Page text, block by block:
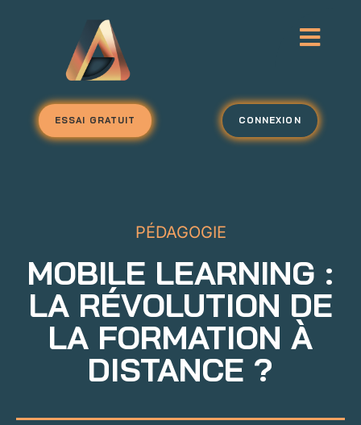
ESSAI GRATUIT CONNEXION
PÉDAGOGIE
MOBILE LEARNING :
LA RÉVOLUTION DE
LA FORMATION À
DISTANCE ?